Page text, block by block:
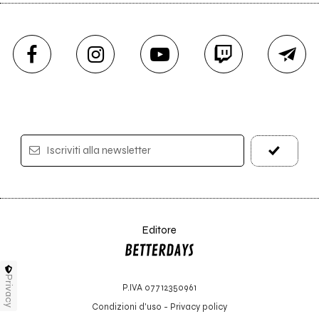
Iscriviti alla newsletter
Editore
P.IVA 07712350961
Condizioni d'uso - Privacy policy
Privacy